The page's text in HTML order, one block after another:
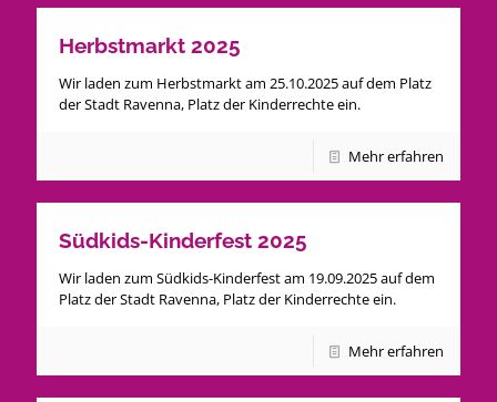
Herbstmarkt 2025
Wir laden zum Herbstmarkt am 25.10.2025 auf dem Platz
der Stadt Ravenna, Platz der Kinderrechte ein.
Mehr erfahren
Südkids-Kinderfest 2025
Wir laden zum Südkids-Kinderfest am 19.09.2025 auf dem
Platz der Stadt Ravenna, Platz der Kinderrechte ein.
Mehr erfahren